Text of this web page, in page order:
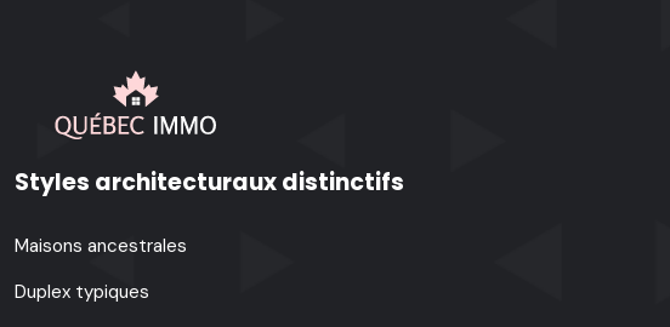
Styles architecturaux distinctifs
Maisons ancestrales
Duplex typiques